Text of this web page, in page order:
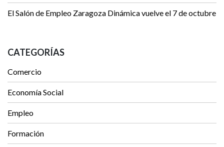
El Salón de Empleo Zaragoza Dinámica vuelve el 7 de octubre
CATEGORÍAS
Comercio
Economía Social
Empleo
Formación